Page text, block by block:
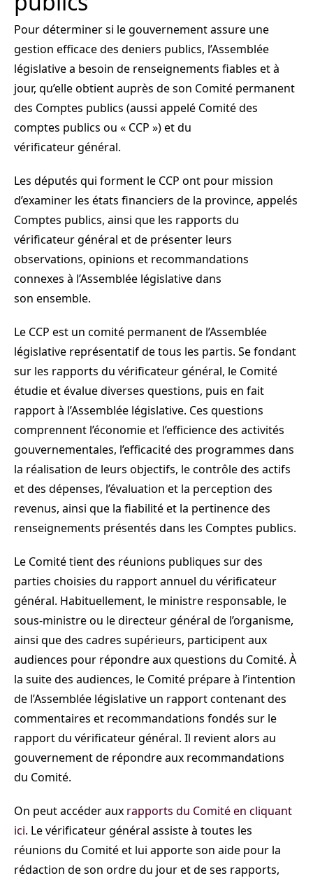
Pour déterminer si le gouvernement assure une
gestion efficace des deniers publics, l’Assemblée
législative a besoin de renseignements fiables et à
jour, qu’elle obtient auprès de son Comité permanent
des Comptes publics (aussi appelé Comité des
comptes publics ou « CCP ») et du
vérificateur général.
Les députés qui forment le CCP ont pour mission
d’examiner les états financiers de la province, appelés
Comptes publics, ainsi que les rapports du
vérificateur général et de présenter leurs
observations, opinions et recommandations
connexes à l’Assemblée législative dans
son ensemble.
Le CCP est un comité permanent de l’Assemblée
législative représentatif de tous les partis. Se fondant
sur les rapports du vérificateur général, le Comité
étudie et évalue diverses questions, puis en fait
rapport à l’Assemblée législative. Ces questions
comprennent l’économie et l’efficience des activités
gouvernementales, l’efficacité des programmes dans
la réalisation de leurs objectifs, le contrôle des actifs
et des dépenses, l’évaluation et la perception des
revenus, ainsi que la fiabilité et la pertinence des
renseignements présentés dans les Comptes publics.
Le Comité tient des réunions publiques sur des
parties choisies du rapport annuel du vérificateur
général. Habituellement, le ministre responsable, le
sous-ministre ou le directeur général de l’organisme,
ainsi que des cadres supérieurs, participent aux
audiences pour répondre aux questions du Comité. À
la suite des audiences, le Comité prépare à l’intention
de l’Assemblée législative un rapport contenant des
commentaires et recommandations fondés sur le
rapport du vérificateur général. Il revient alors au
gouvernement de répondre aux recommandations
du Comité.
On peut accéder aux rapports du Comité en cliquant
ici. Le vérificateur général assiste à toutes les
réunions du Comité et lui apporte son aide pour la
rédaction de son ordre du jour et de ses rapports,